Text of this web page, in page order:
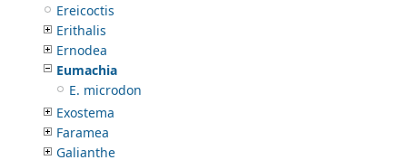
Ereicoctis
Erithalis
Ernodea
Eumachia
E. microdon
Exostema
Faramea
Galianthe